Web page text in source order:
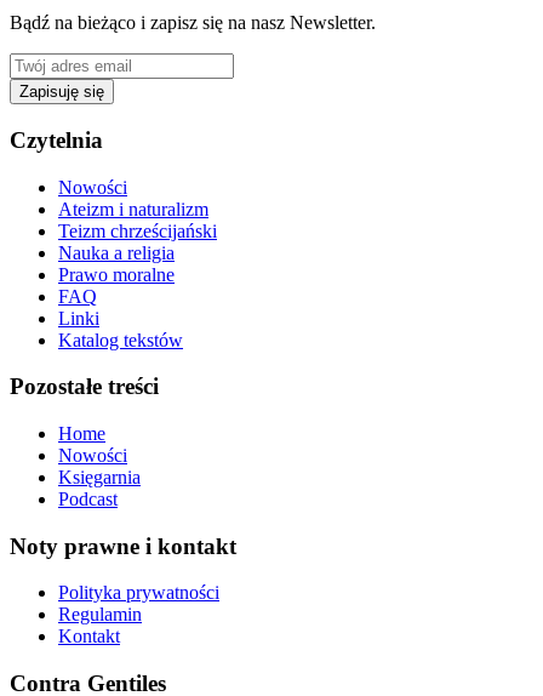
Bądź na bieżąco i zapisz się na nasz Newsletter.
Zapisuję się
Czytelnia
Nowości
Ateizm i naturalizm
Teizm chrześcijański
Nauka a religia
Prawo moralne
FAQ
Linki
Katalog tekstów
Pozostałe treści
Home
Nowości
Księgarnia
Podcast
Noty prawne i kontakt
Polityka prywatności
Regulamin
Kontakt
Contra Gentiles